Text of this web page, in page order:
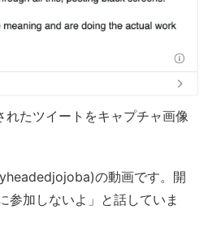
れたツイートをキャプチャ画像
の動画です。開
参加しないよ」と話していま